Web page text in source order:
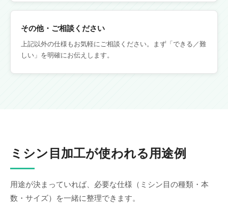
その他・ご相談ください
上記以外の仕様もお気軽にご相談ください。まず「できる／難
しい」を明確にお伝えします。
ミシン目加工が使われる用途例
用途が決まっていれば、必要な仕様（ミシン目の種類・本
数・サイズ）を一緒に整理できます。